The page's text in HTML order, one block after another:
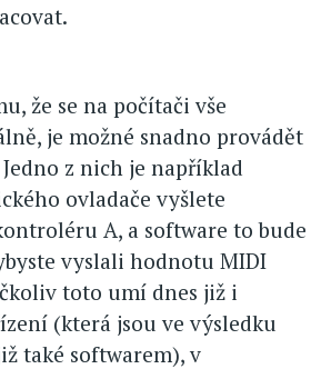
že se na počítači vše
je možné snadno provádět
z nich je například
ovladače vyšlete
A, a software to bude
vyslali hodnotu MIDI
toto umí dnes již i
(která jsou ve výsledku
také softwarem), v